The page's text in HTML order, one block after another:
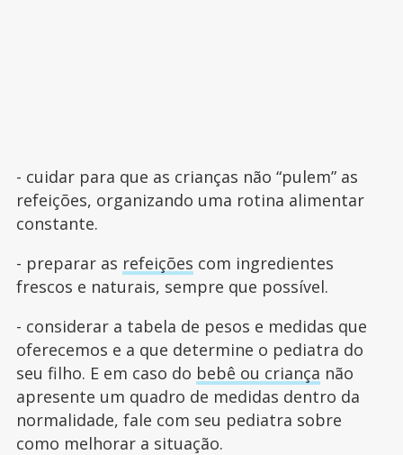
- cuidar para que as crianças não “pulem” as
refeições, organizando uma rotina alimentar
constante.
- preparar as refeições com ingredientes
frescos e naturais, sempre que possível.
- considerar a tabela de pesos e medidas que
oferecemos e a que determine o pediatra do
seu filho. E em caso do bebê ou criança não
apresente um quadro de medidas dentro da
normalidade, fale com seu pediatra sobre
como melhorar a situação.